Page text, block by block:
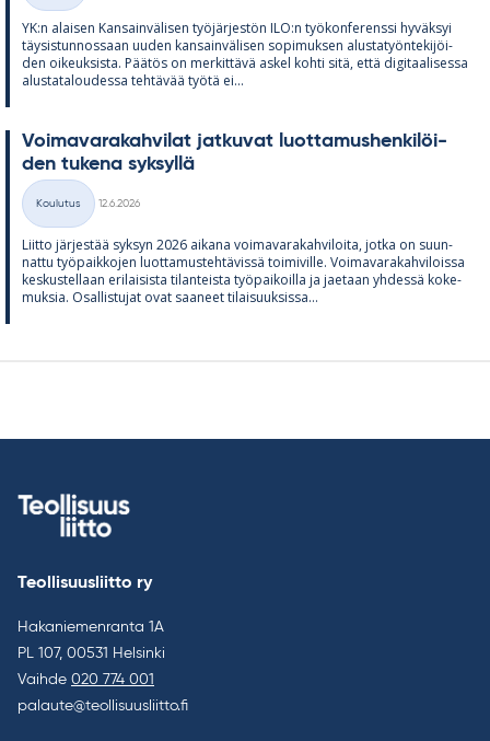
YK:n alai­sen Kan­sain­vä­li­sen työ­jär­jes­tön ILO:n työ­kon­fe­renssi hy­väk­syi
täy­sis­tun­nos­saan uu­den kan­sain­vä­li­sen so­pi­muk­sen alus­ta­työn­te­ki­jöi­
den oi­keuk­sista. Pää­tös on mer­kit­tävä as­kel kohti sitä, että di­gi­taa­li­sessa
alus­ta­ta­lou­dessa teh­tä­vää työtä ei...
Voi­ma­va­ra­kah­vi­lat jat­ku­vat luot­ta­mus­hen­ki­löi­
den tu­kena syk­syllä
Kategoriat
Koulutus
12.6.2026
Liitto jär­jes­tää syk­syn 2026 ai­kana voi­ma­va­ra­kah­vi­loita, jotka on suun­
nattu työ­paik­ko­jen luot­ta­mus­teh­tä­vissä toi­mi­ville. Voi­ma­va­ra­kah­vi­loissa
kes­kus­tel­laan eri­lai­sista ti­lan­teista työ­pai­koilla ja jae­taan yh­dessä ko­ke­
muk­sia. Osal­lis­tu­jat ovat saa­neet ti­lai­suuk­sissa...
Teollisuusliitto ry
Hakaniemenranta 1A
PL 107, 00531 Helsinki
Vaihde 020 774 001
palaute@teollisuusliitto.fi